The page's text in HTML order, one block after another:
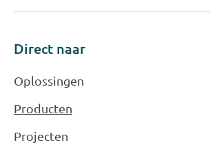
Direct naar
Oplossingen
Producten
Projecten